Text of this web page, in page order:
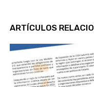
ARTÍCULOS